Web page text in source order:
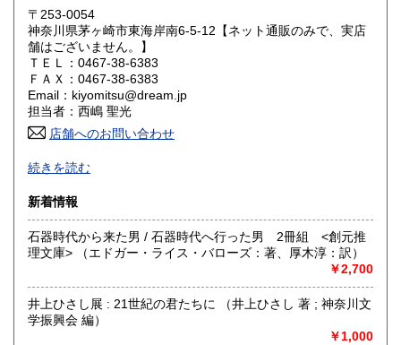
岡山県
山口県
香川県 185円
高知県 185円
佐賀県
熊本県
宮崎県 185円 鹿児島県 185円
〒253-0054
神奈川県茅ヶ崎市東海岸南6-5-12【ネット通販のみで、実店
舗はございません。】
ＴＥＬ：0467-38-6383
ＦＡＸ：0467-38-6383
Email：kiyomitsu@dream.jp
担当者：西嶋 聖光
店舗へのお問い合わせ
良書・古書とサブカルチャーの陰と陽。国史・軍事・宗教・
文芸・芸能・美術・工芸・趣味書より、CD・DVD・古書漫
の新旧書籍とおもちゃ混在乱舞のちらし寿司書店。江戸のト
ッピングもあります。
沿線名：東海道線
営業時間：平日・祝日:9:00～15:00 土日:休日【※7月23日
(木)は臨時休業日とさせて頂きます。 ご不便をお掛けいたし
まして誠に申し訳ございません。】
続きを読む
新着情報
石器時代から来た男 / 石器時代へ行った男 2冊組 <創元推
理文庫> （エドガー・ライス・バローズ：著、厚木淳：訳）
￥2,700
井上ひさし展 : 21世紀の君たちに （井上ひさし 著 ; 神奈川文
学振興会 編）
￥1,000